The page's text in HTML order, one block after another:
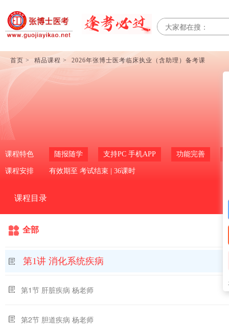
首页 > 精品课程 > 2026年张博士医考临床执业（含助理）备考课
2026年张博士医考临床执业（含助
课程特色 随报随学 支持PC 手机APP 功能完善
课程安排 有效期至 考试结束 | 36课时
课程目录
全部
第1讲 消化系统疾病
第1节 肝脏疾病 杨老师
第2节 胆道疾病 杨老师